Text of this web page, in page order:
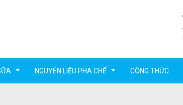
NGUYÊN LIỆU PHA CHẾ CÔNG THỨC